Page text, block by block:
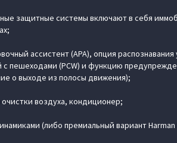
защитные системы включают в себя
ассистент (APA), опция
с пешеходами (PCW) и функцию
о выходе из полосы движения);
воздуха, кондиционер;
(либо премиальный вариант